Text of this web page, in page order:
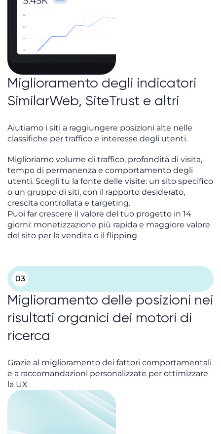
Miglioramento degli indicatori
SimilarWeb, SiteTrust e altri
Aiutiamo i siti a raggiungere posizioni alte nelle
classifiche per traffico e interesse degli utenti.
Miglioriamo volume di traffico, profondità di visita,
tempo di permanenza e comportamento degli
utenti. Scegli tu la fonte delle visite: un sito specifico
o un gruppo di siti, con il rapporto desiderato,
crescita controllata e targeting.
Puoi far crescere il valore del tuo progetto in 14
giorni: monetizzazione più rapida e maggiore valore
del sito per la vendita o il flipping
Miglioramento delle posizioni nei
risultati organici dei motori di
ricerca
Grazie al miglioramento dei fattori comportamentali
e a raccomandazioni personalizzate per ottimizzare
la UX
03